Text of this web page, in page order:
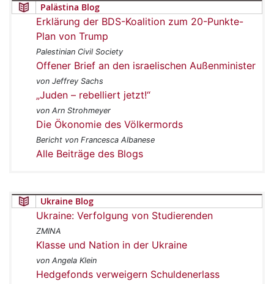
Palästina Blog
Erklärung der BDS-Koalition zum 20-Punkte-
Plan von Trump
Palestinian Civil Society
Offener Brief an den israelischen Außenminister
von Jeffrey Sachs
„Juden – rebelliert jetzt!“
von Arn Strohmeyer
Die Ökonomie des Völkermords
Bericht von Francesca Albanese
Alle Beiträge des Blogs
Ukraine Blog
Ukraine: Verfolgung von Studierenden
ZMINA
Klasse und Nation in der Ukraine
von Angela Klein
Hedgefonds verweigern Schuldenerlass